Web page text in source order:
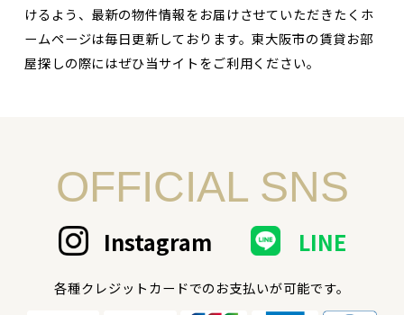
けるよう、最新の物件情報をお届けさせていただきたくホ
ームページは毎日更新しております。東大阪市の賃貸お部
屋探しの際にはぜひ当サイトをご利用ください。
OFFICIAL SNS
Instagram LINE
各種クレジットカードでのお支払いが可能です。